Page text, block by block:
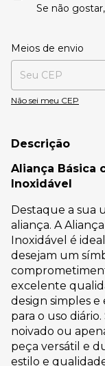
Se não
Entregas para o CEP:
Meios de envio
Não sei meu CEP
Descrição
Aliança Básica
Inoxidável
Destaque a sua
aliança. A
Inoxidável é
desejam um
excelente
design simples
para o uso
noivado ou
peça versátil e
estilo e